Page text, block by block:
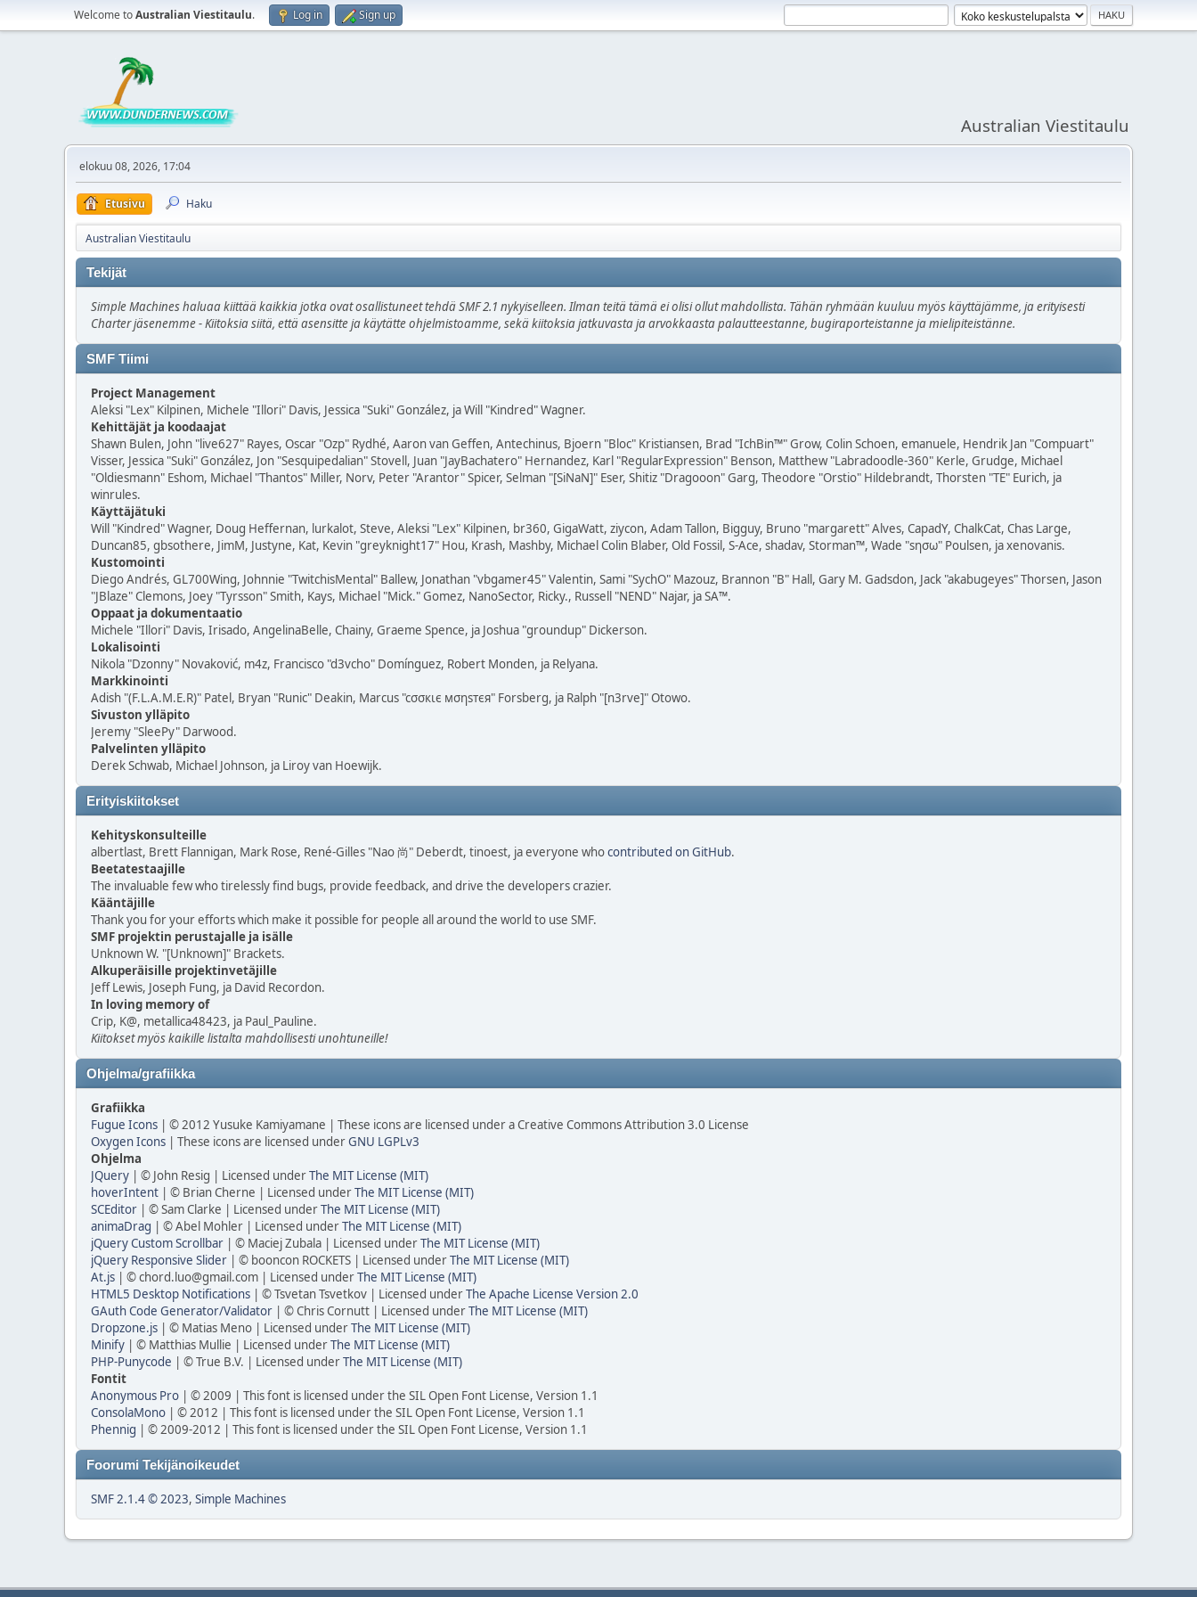
Welcome toAustralian Viestitaulu. Log in Sign up
Australian Viestitaulu
elokuu 08, 2026, 17:04
Etusivu Haku
Australian Viestitaulu
Tekijät
Simple Machines haluaa kiittää kaikkia jotka ovat osallistuneet tehdä SMF 2.1 nykyiselleen. Ilman teitä tämä ei olisi ollut mahdollista. Tähän ryhmään kuuluu myös käyttäjämme, ja erityisesti
Charter jäsenemme - Kiitoksia siitä, että asensitte ja käytätte ohjelmistoamme, sekä kiitoksia jatkuvasta ja arvokkaasta palautteestanne, bugiraporteistanne ja mielipiteistänne.
SMF Tiimi
Project Management
Aleksi "Lex" Kilpinen, Michele "Illori" Davis, Jessica "Suki" González, ja Will "Kindred" Wagner.
Kehittäjät ja koodaajat
Shawn Bulen, John "live627" Rayes, Oscar "Ozp" Rydhé, Aaron van Geffen, Antechinus, Bjoern "Bloc" Kristiansen, Brad "IchBin™" Grow, Colin Schoen, emanuele, Hendrik Jan "Compuart"
Visser, Jessica "Suki" González, Jon "Sesquipedalian" Stovell, Juan "JayBachatero" Hernandez, Karl "RegularExpression" Benson, Matthew "Labradoodle-360" Kerle, Grudge, Michael
"Oldiesmann" Eshom, Michael "Thantos" Miller, Norv, Peter "Arantor" Spicer, Selman "[SiNaN]" Eser, Shitiz "Dragooon" Garg, Theodore "Orstio" Hildebrandt, Thorsten "TE" Eurich, ja
winrules.
Käyttäjätuki
Will "Kindred" Wagner, Doug Heffernan, lurkalot, Steve, Aleksi "Lex" Kilpinen, br360, GigaWatt, ziycon, Adam Tallon, Bigguy, Bruno "margarett" Alves, CapadY, ChalkCat, Chas Large,
Duncan85, gbsothere, JimM, Justyne, Kat, Kevin "greyknight17" Hou, Krash, Mashby, Michael Colin Blaber, Old Fossil, S-Ace, shadav, Storman™, Wade "sησω" Poulsen, ja xenovanis.
Kustomointi
Diego Andrés, GL700Wing, Johnnie "TwitchisMental" Ballew, Jonathan "vbgamer45" Valentin, Sami "SychO" Mazouz, Brannon "B" Hall, Gary M. Gadsdon, Jack "akabugeyes" Thorsen, Jason
"JBlaze" Clemons, Joey "Tyrsson" Smith, Kays, Michael "Mick." Gomez, NanoSector, Ricky., Russell "NEND" Najar, ja SA™.
Oppaat ja dokumentaatio
Michele "Illori" Davis, Irisado, AngelinaBelle, Chainy, Graeme Spence, ja Joshua "groundup" Dickerson.
Lokalisointi
Nikola "Dzonny" Novaković, m4z, Francisco "d3vcho" Domínguez, Robert Monden, ja Relyana.
Markkinointi
Adish "(F.L.A.M.E.R)" Patel, Bryan "Runic" Deakin, Marcus "cσσкιє мσηѕтєя" Forsberg, ja Ralph "[n3rve]" Otowo.
Sivuston ylläpito
Jeremy "SleePy" Darwood.
Palvelinten ylläpito
Derek Schwab, Michael Johnson, ja Liroy van Hoewijk.
Erityiskiitokset
Kehityskonsulteille
albertlast, Brett Flannigan, Mark Rose, René-Gilles "Nao 尚" Deberdt, tinoest, ja everyone whocontributed on GitHub.
Beetatestaajille
The invaluable few who tirelessly find bugs, provide feedback, and drive the developers crazier.
Kääntäjille
Thank you for your efforts which make it possible for people all around the world to use SMF.
SMF projektin perustajalle ja isälle
Unknown W. "[Unknown]" Brackets.
Alkuperäisille projektinvetäjille
Jeff Lewis, Joseph Fung, ja David Recordon.
In loving memory of
Crip, K@, metallica48423, ja Paul_Pauline.
Kiitokset myös kaikille listalta mahdollisesti unohtuneille!
Ohjelma/grafiikka
Grafiikka
Fugue Icons | © 2012 Yusuke Kamiyamane | These icons are licensed under a Creative Commons Attribution 3.0 License
Oxygen Icons | These icons are licensed underGNU LGPLv3
Ohjelma
JQuery | © John Resig | Licensed underThe MIT License (MIT)
hoverIntent | © Brian Cherne | Licensed underThe MIT License (MIT)
SCEditor | © Sam Clarke | Licensed underThe MIT License (MIT)
animaDrag | © Abel Mohler | Licensed underThe MIT License (MIT)
jQuery Custom Scrollbar | © Maciej Zubala | Licensed underThe MIT License (MIT)
jQuery Responsive Slider | © booncon ROCKETS | Licensed underThe MIT License (MIT)
At.js | © chord.luo@gmail.com | Licensed underThe MIT License (MIT)
HTML5 Desktop Notifications | © Tsvetan Tsvetkov | Licensed underThe Apache License Version 2.0
GAuth Code Generator/Validator | © Chris Cornutt | Licensed underThe MIT License (MIT)
Dropzone.js | © Matias Meno | Licensed underThe MIT License (MIT)
Minify | © Matthias Mullie | Licensed underThe MIT License (MIT)
PHP-Punycode | © True B.V. | Licensed underThe MIT License (MIT)
Fontit
Anonymous Pro | © 2009 | This font is licensed under the SIL Open Font License, Version 1.1
ConsolaMono | © 2012 | This font is licensed under the SIL Open Font License, Version 1.1
Phennig | © 2009-2012 | This font is licensed under the SIL Open Font License, Version 1.1
Foorumi Tekijänoikeudet
SMF 2.1.4 © 2023, Simple Machines